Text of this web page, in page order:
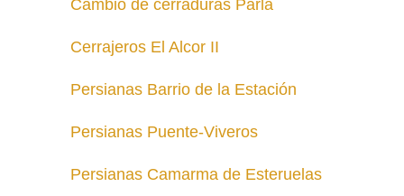
Cambio de cerraduras Parla
Cerrajeros El Alcor II
Persianas Barrio de la Estación
Persianas Puente-Viveros
Persianas Camarma de Esteruelas